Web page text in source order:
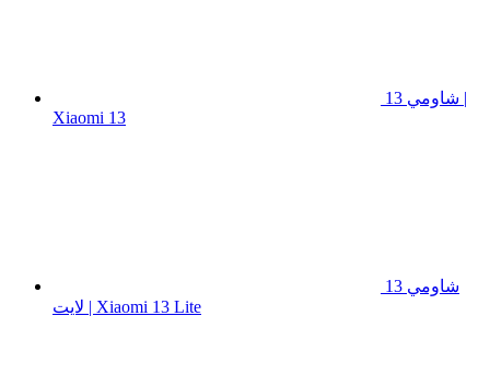
شاومي 13 |
Xiaomi 13
شاومي 13
لايت | Xiaomi 13 Lite